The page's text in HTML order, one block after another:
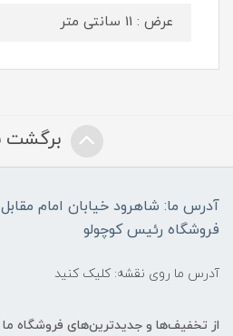
عرض : 11 سانتی متر
برگشت
آدرس ما: شاهرود خیابان امام
فروشگاه رئیس کوچولو
آدرس ما روی نقشه: کلیک کنید
از تخفیف‌ها و جدیدترین‌های فروشگاه ما